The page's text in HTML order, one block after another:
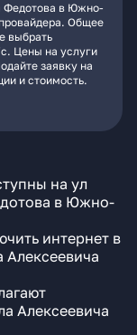
Федотова в Южно-
Общее
выбрать
Цены на услуги
заявку на
и стоимость.
на ул
в Южно-
интернет в
Алексеевича